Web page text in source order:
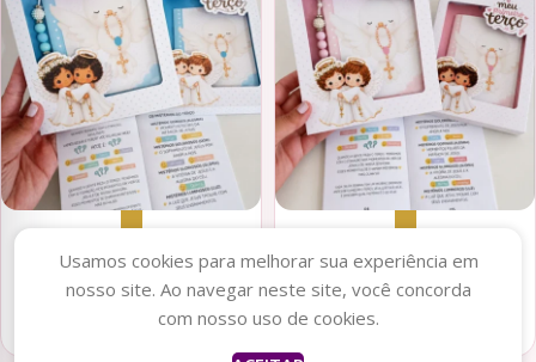
Caixa Livrinho A6 + Terço
Caixa Livrinho A6 + Terço
Usamos cookies para melhorar sua experiência em
nosso site. Ao navegar neste site, você concorda
com nosso uso de cookies.